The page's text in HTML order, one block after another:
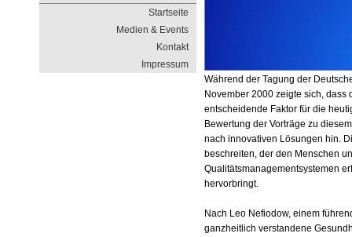
Startseite
Medien & Events
Kontakt
Impressum
Während der Tagung der
November 2000 zeigte sich,
entscheidende Faktor für die
Bewertung der Vorträge zu
nach innovativen Lösungen hin.
beschreiten, der den Menschen
Qualitätsmanagementsystemen
hervorbringt.
Nach Leo Nefiodow, einem
ganzheitlich verstandene